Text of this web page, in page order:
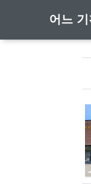
어느 기